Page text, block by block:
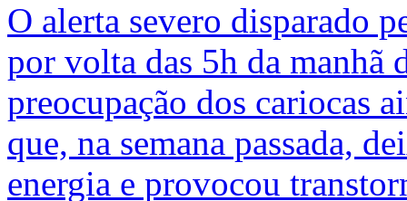
O alerta severo disparado
por volta das 5h da manhã
preocupação dos cariocas
que, na semana passada,
energia e provocou